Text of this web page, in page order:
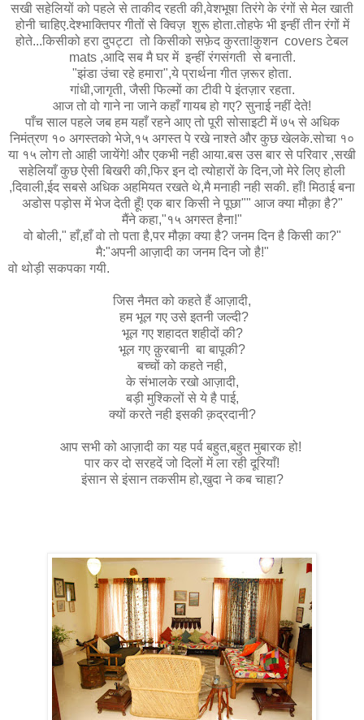
सखी सहेलियों को पहले से ताकीद रहती की,वेशभूषा तिरंगे के रंगों से मेल खाती
होनी चाहिए.देश्भाक्तिपर गीतों से क्विज़ शुरू होता.तोहफे भी इन्हीं तीन रंगों में
होते...किसीको हरा दुपट्टा तो किसीको सफ़ेद कुरता!कुशन covers टेबल
mats ,आदि सब मै घर में इन्हीं रंगसंगती से बनाती.
"झंडा उंचा रहे हमारा",ये प्रार्थना गीत ज़रूर होता.
गांधी,जागृती, जैसी फिल्मों का टीवी पे इंतज़ार रहता.
आज तो वो गाने ना जाने कहाँ गायब हो गए? सुनाई नहीं देते!
पाँच साल पहले जब हम यहाँ रहने आए तो पूरी सोसाइटी में ७५ से अधिक
निमंत्रण १० अगस्तको भेजे,१५ अगस्त पे रखे नाश्ते और कुछ खेलके.सोचा १०
या १५ लोग तो आही जायेंगे! और एकभी नही आया.बस उस बार से परिवार ,सखी
सहेलियाँ कुछ ऐसी बिखरी की,फिर इन दो त्योहारों के दिन,जो मेरे लिए होली
,दिवाली,ईद सबसे अधिक अहमियत रखते थे,मै मनाही नही सकी. हाँ! मिठाई बना
अडोस पड़ोस में भेज देती हूँ! एक बार किसी ने पूछा"" आज क्या मौक़ा है?"
मैंने कहा,"१५ अगस्त हैना!"
वो बोली," हाँ,हाँ वो तो पता है,पर मौक़ा क्या है? जनम दिन है किसी का?"
मै:"अपनी आज़ादी का जनम दिन जो है!"
वो थोड़ी सकपका गयी.
जिस नैमत को कहते हैं आज़ादी,
हम भूल गए उसे इतनी जल्दी?
भूल गए शहादत शहीदों की?
भूल गए क़ुरबानी बा बापूकी?
बच्चों को कहते नही,
के संभालके रखो आज़ादी,
बड़ी मुश्किलों से ये है पाई,
क्यों करते नही इसकी क़द्रदानी?
आप सभी को आज़ादी का यह पर्व बहुत,बहुत मुबारक हो!
पार कर दो सरहदें जो दिलों में ला रही दूरियाँ!
इंसान से इंसान तकसीम हो,खुदा ने कब चाहा?